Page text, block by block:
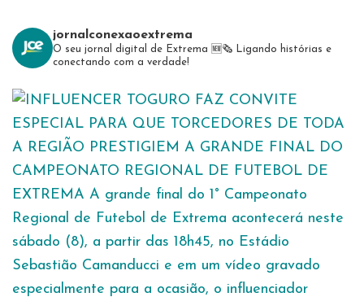
jornalconexaoextrema
O seu jornal digital de Extrema 🆕️🗞 Ligando histórias e
conectando com a verdade!